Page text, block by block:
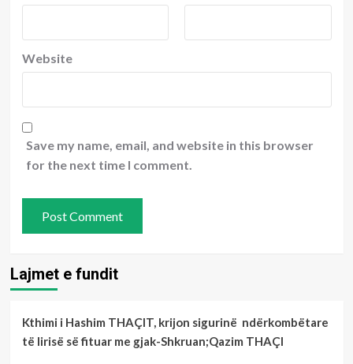
Website
Save my name, email, and website in this browser
for the next time I comment.
Lajmet e fundit
Kthimi i Hashim THAÇIT, krijon sigurinë ndërkombëtare
të lirisë së fituar me gjak-Shkruan;Qazim THAÇI